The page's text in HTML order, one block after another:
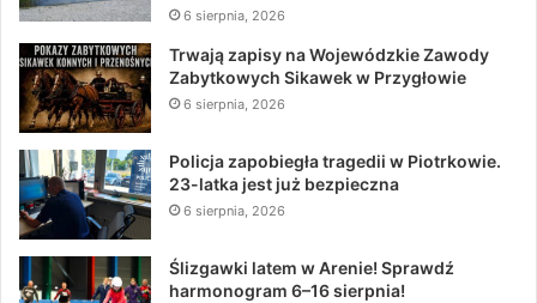
6 sierpnia, 2026
Trwają zapisy na Wojewódzkie Zawody
Zabytkowych Sikawek w Przygłowie
6 sierpnia, 2026
Policja zapobiegła tragedii w Piotrkowie.
23-latka jest już bezpieczna
6 sierpnia, 2026
Ślizgawki latem w Arenie! Sprawdź
harmonogram 6–16 sierpnia!